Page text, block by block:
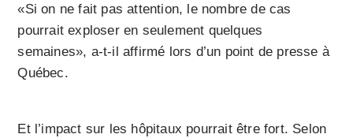
«Si on ne fait pas attention, le nombre de cas
pourrait exploser en seulement quelques
semaines», a-t-il affirmé lors d’un point de presse à
Québec.
Et l’impact sur les hôpitaux pourrait être fort. Selon